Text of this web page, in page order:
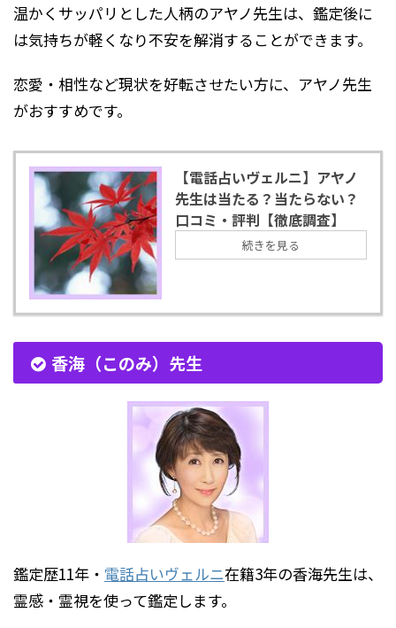
温かくサッパリとした人柄のアヤノ先生は、鑑定後に
は気持ちが軽くなり不安を解消することができます。
恋愛・相性など現状を好転させたい方に、アヤノ先生
がおすすめです。
【電話占いヴェルニ】アヤノ
先生は当たる？当たらない？
口コミ・評判【徹底調査】
続きを見る
香海（このみ）先生
鑑定歴11年・ 電話占いヴェルニ在籍3年の香海先生は、
霊感・霊視を使って鑑定します。